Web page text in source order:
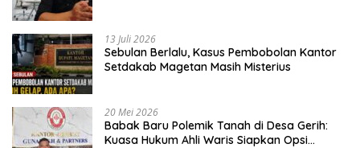
13 Juli 2026
Sebulan Berlalu, Kasus Pembobolan Kantor
Setdakab Magetan Masih Misterius
20 Mei 2026
Babak Baru Polemik Tanah di Desa Gerih:
Kuasa Hukum Ahli Waris Siapkan Opsi